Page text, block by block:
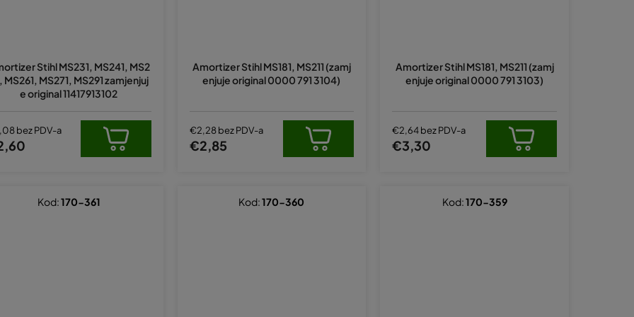
Stihl MS231, MS241, MS2
MS261, MS271, MS291 zamjenjuj
e original 11417913102
bez PDV-a
Amortizer Stihl MS181, MS211 (zamj
enjuje original 0000 791 3104)
€2,28 bez PDV-a
€2,85
Amortizer Stihl MS181, MS211 (zamj
enjuje original 0000 791 3103)
€2,64 bez PDV-a
€3,30
Kod:170-361 Kod:170-360 Kod:170-359